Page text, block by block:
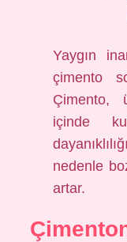
Yaygın
çimento
Çimento,
içinde
nedenle
artar.